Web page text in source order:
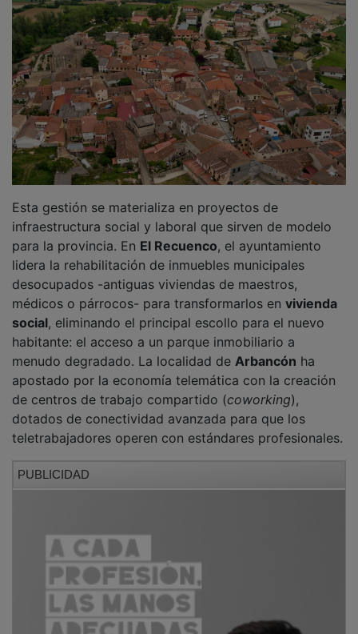
habitante: el acceso a un parque inmobiliario a
menudo degradado. La localidad deArbancónha
apostado por la economía telemática con la creación
de centros de trabajo compartido (coworking),
dotados de conectividad avanzada para que los
teletrabajadores operen con estándares profesionales.
PUBLICIDAD
ejecutan itinerarios formativos pormenorizados que
abandonan el asistencialismo para centrarse en la
empleabilidad activa. Estos programas se ajustan
estrictamente a la demanda del mercado comarcal,
capacitando a los residentes en sectores con déficit